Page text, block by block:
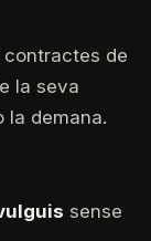
contractes de
la seva
la demana.
sense